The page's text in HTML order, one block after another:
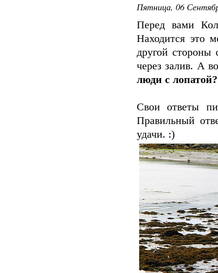
Пятница, 06
Перед вами
Находится это
другой стороны
через залив. А
люди с лопатой?
Свои ответы
Правильный
удачи. :)